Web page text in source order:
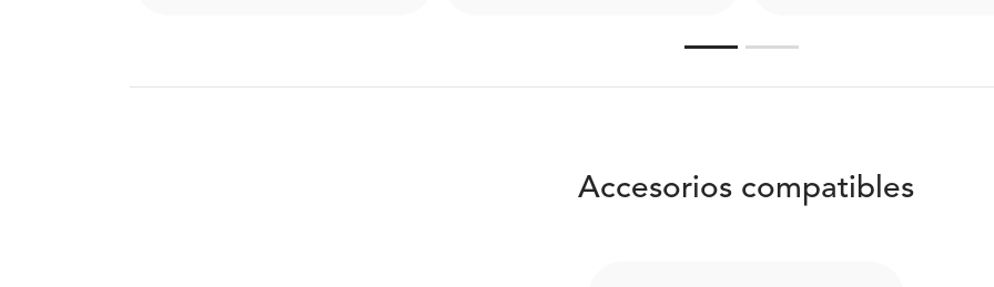
Accesorios compatibles